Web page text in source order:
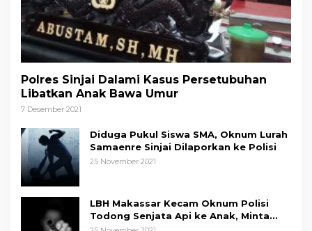
Polres Sinjai Dalami Kasus Persetubuhan
Libatkan Anak Bawa Umur
7 Desember 2021
Diduga Pukul Siswa SMA, Oknum Lurah
Samaenre Sinjai Dilaporkan ke Polisi
25 November 2021
LBH Makassar Kecam Oknum Polisi
Todong Senjata Api ke Anak, Minta
Kapolda Sulsel Tindak Tegas